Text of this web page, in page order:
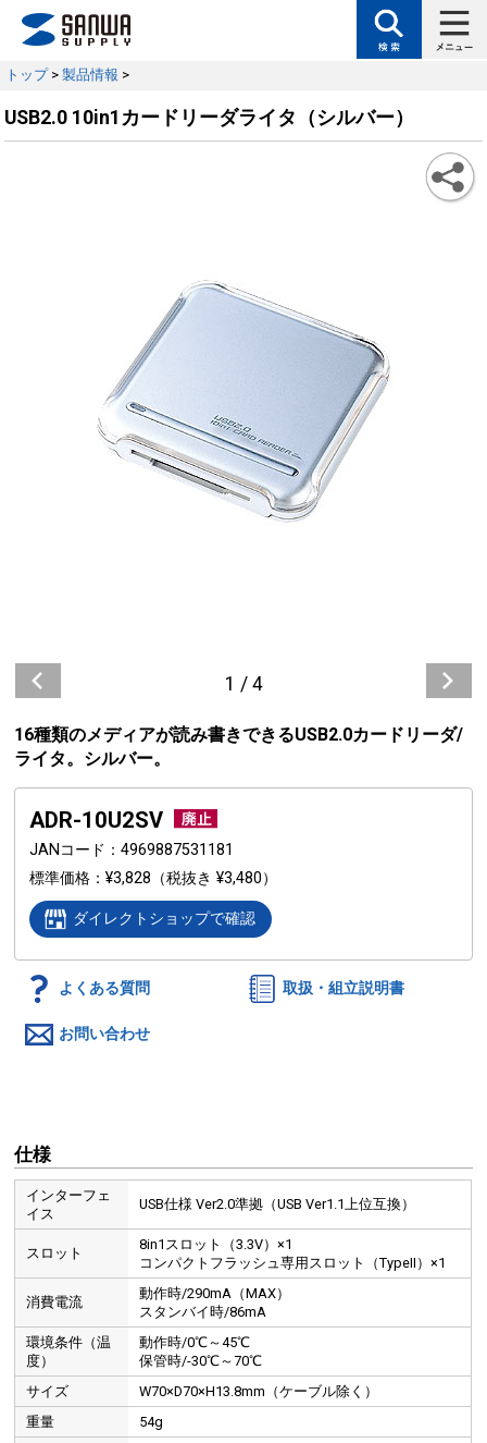
トップ> 製品情報 >
USB2.0 10in1カードリーダライタ（シルバー）
1 / 4
16種類のメディアが読み書きできるUSB2.0カードリーダ/
ライタ。シルバー。
ADR-10U2SV
JANコード
4969887531181
標準価格
¥3,828 （税抜き ¥3,480）
ダイレクトショップで確認
よくある質問 取扱・組立説明書
お問い合わせ
仕様
インターフェ
イス
USB仕様 Ver2.0準拠（USB Ver1.1上位互換）
スロット
8in1スロット（3.3V）×1
コンパクトフラッシュ専用スロット（TypeII）×1
消費電流
動作時/290mA（MAX）
スタンバイ時/86mA
環境条件（温
度）
動作時/0℃～45℃
保管時/-30℃～70℃
サイズ
W70×D70×H13.8mm（ケーブル除く）
重量
54g